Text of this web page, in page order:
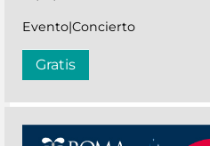
Evento|Concierto
Gratis